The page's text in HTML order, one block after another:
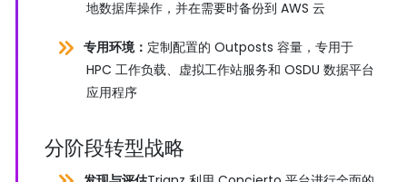
地数据库操作，并在需要时备份到 AWS 云
专用环境： 定制配置的 Outposts 容量，专用于
HPC 工作负载、虚拟工作站服务和 OSDU 数据平台
应用程序
分阶段转型战略